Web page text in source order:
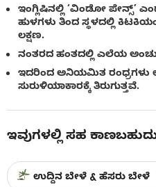
ಇಂಗ್ಲಿಷಿನಲ್ಲಿ ‘ವಿಂಡೋ ಪೇನ್ಸ್’
ಹುಳಗಳು ತಿಂದ ಸ್ಥಳದಲ್ಲಿ
ಲಕ್ಷಣ.
ನಂತರದ ಹಂತದಲ್ಲಿ ಎಲೆಯ
ಇದರಿಂದ ಅನಿಯಮಿತ ರಂಧ್ರಗಳು
ಸುರುಳಿಯಾಕಾರಕ್ಕೆ ತಿರುಗುತ್ತವೆ.
ಇವುಗಳಲ್ಲಿ ಸಹ
ಉದ್ದಿನ ಬೇಳೆ & ಹೆಸರು ಬೇಳೆ